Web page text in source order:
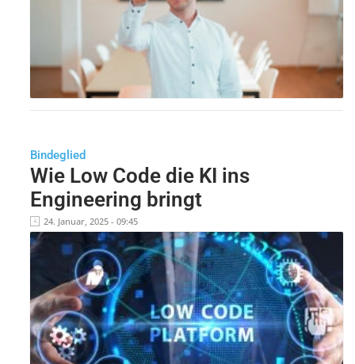
Bindeglied
Wie Low Code die KI ins
Engineering bringt
24. Januar, 2025 - 09:45